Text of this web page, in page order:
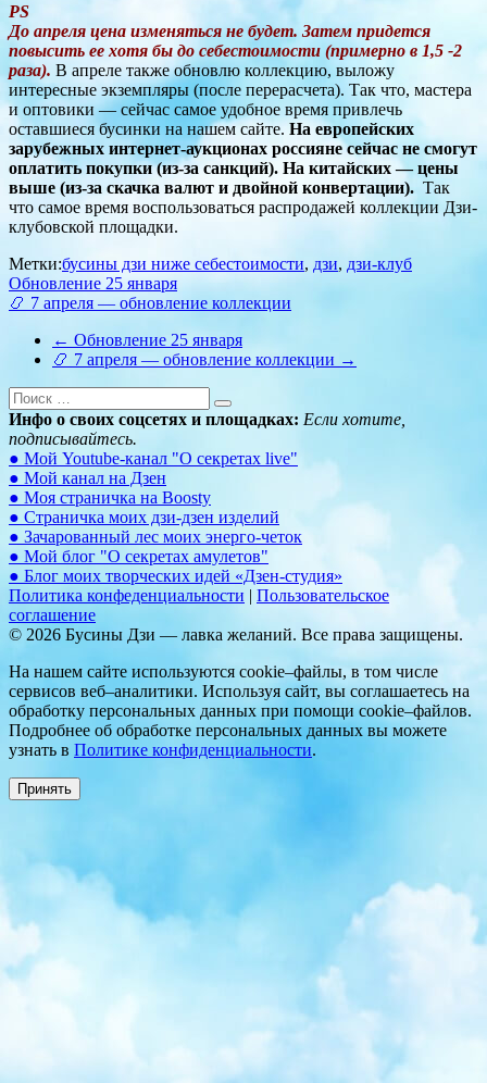
PS
До апреля цена изменяться не будет. Затем придется
повысить ее хотя бы до себестоимости (примерно в 1,5 -2
раза). В апреле также обновлю коллекцию, выложу
интересные экземпляры (после перерасчета). Так что, мастера
и оптовики — сейчас самое удобное время привлечь
оставшиеся бусинки на нашем сайте. На европейских
зарубежных интернет-аукционах россияне сейчас не смогут
оплатить покупки (из-за санкций). На китайских — цены
выше (из-за скачка валют и двойной конвертации). Так
что самое время воспользоваться распродажей коллекции Дзи-
клубовской площадки.
Метки:бусины дзи ниже себестоимости, дзи, дзи-клуб
Навигация
по
записям
Обновление 25 января
📿 7 апреля — обновление коллекции
← Обновление 25 января
📿 7 апреля — обновление коллекции →
Инфо о своих соцсетях и площадках: Если хотите,
подписывайтесь.
● Мой Youtube-канал "О секретах live"
● Мой канал на Дзен
● Моя страничка на Boosty
● Страничка моих дзи-дзен изделий
● Зачарованный лес моих энерго-четок
● Мой блог "О секретах амулетов"
● Блог моих творческих идей «Дзен-студия»
Политика конфеденциальности | Пользовательское
соглашение
© 2026 Бусины Дзи — лавка желаний. Все права защищены.
На нашем сайте используются cookie–файлы, в том числе
сервисов веб–аналитики. Используя сайт, вы соглашаетесь на
обработку персональных данных при помощи cookie–файлов.
Подробнее об обработке персональных данных вы можете
узнать в Политике конфиденциальности.
Принять